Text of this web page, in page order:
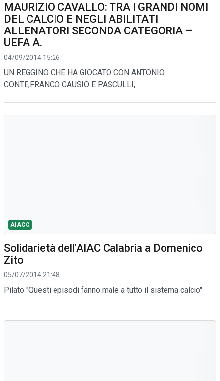
MAURIZIO CAVALLO: TRA I GRANDI NOMI
DEL CALCIO E NEGLI ABILITATI
ALLENATORI SECONDA CATEGORIA –
UEFA A.
04/09/2014 15:26
UN REGGINO CHE HA GIOCATO CON ANTONIO
CONTE,FRANCO CAUSIO E PASCULLI,
AIACC
Solidarietà dell'AIAC Calabria a Domenico
Zito
05/07/2014 21:48
Pilato "Questi episodi fanno male a tutto il sistema calcio"